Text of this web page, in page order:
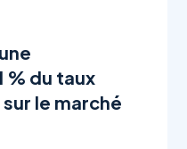
% du taux
le marché